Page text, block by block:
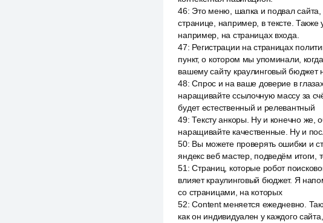
46: Это меню, шапка и подвал сайта,
странице, например, в тексте. Также
например, на страницах входа.
47: Регистрации на страницах
пункт, о котором мы упоминали,
вашему сайту краулинговый бюджет
48:Спрос и на ваше доверие в
наращивайте ссылочную массу за
будет естественный и релевантный
49:Тексту анкоры. Ну и конечно же,
наращивайте качественные. Ну и
50: Вы можете проверять ошибки и
яндекс веб мастер, подведём итоги,
51 :Страниц, которые робот
влияет краулинговый бюджет. Я
со страницами, на которых
52:Content меняется ежедневно.
как он индивидуален у каждого